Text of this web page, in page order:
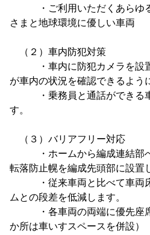
・ご利用いただくあらゆる
さまと地球環境に優しい車両
（２）車内防犯対策
・車内に防犯カメラを設置
が車内の状況を確認できるよう
・乗務員と通話ができる車
す。
（３）バリアフリー対応
・ホームから編成連結部へ
転落防止幌を編成先頭部に設置
・従来車両と比べて車両床
ムとの段差を低減します。
・各車両の両端に優先座席
か所は車いすスペースを併設）